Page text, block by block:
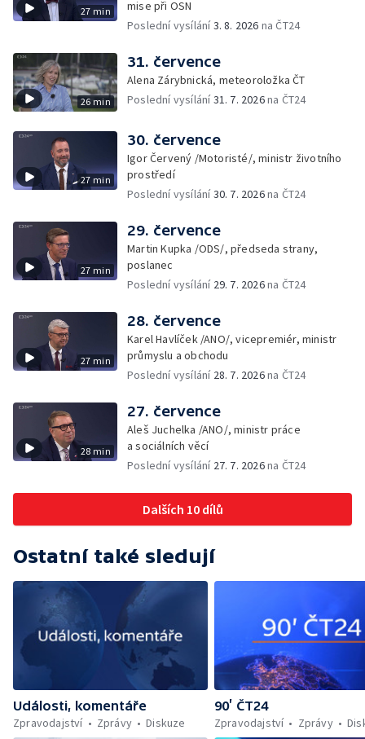
27 min
mise při OSN
Poslední vysílání3. 8. 2026 na ČT24
26 min
31. července
Alena Zárybnická, meteoroložka ČT
Poslední vysílání31. 7. 2026na ČT24
27 min
30. července
Igor Červený /Motoristé/, ministr životního
prostředí
Poslední vysílání30. 7. 2026na ČT24
27 min
29. července
Martin Kupka /ODS/, předseda strany,
poslanec
Poslední vysílání 29. 7. 2026na ČT24
27 min
28. července
Karel Havlíček /ANO/, vicepremiér, ministr
průmyslu a obchodu
Poslední vysílání 28. 7. 2026na ČT24
28 min
27. července
Aleš Juchelka /ANO/, ministr práce
a sociálních věcí
Poslední vysílání 27. 7. 2026na ČT24
Dalších 10 dílů
Ostatní také sledují
Události, komentáře
Zpravodajství
Zprávy Diskuze
90’ ČT24
Zpravodajství
Zprávy